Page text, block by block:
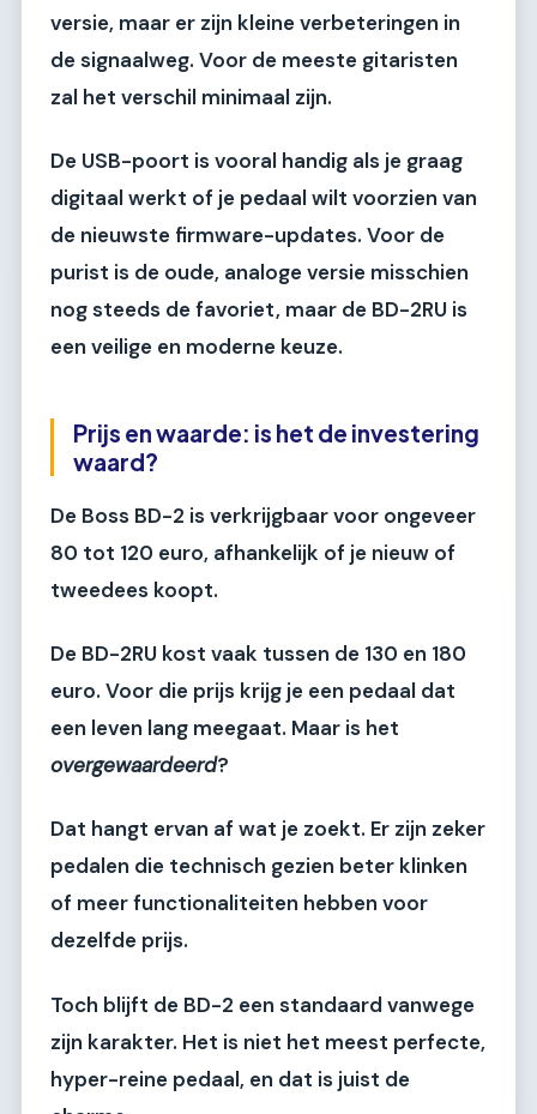
versie, maar er zijn kleine verbeteringen in
de signaalweg. Voor de meeste gitaristen
zal het verschil minimaal zijn.
De USB-poort is vooral handig als je graag
digitaal werkt of je pedaal wilt voorzien van
de nieuwste firmware-updates. Voor de
purist is de oude, analoge versie misschien
nog steeds de favoriet, maar de BD-2RU is
een veilige en moderne keuze.
Prijs en waarde: is het de investering
waard?
De Boss BD-2 is verkrijgbaar voor ongeveer
80 tot 120 euro, afhankelijk of je nieuw of
tweedees koopt.
De BD-2RU kost vaak tussen de 130 en 180
euro. Voor die prijs krijg je een pedaal dat
een leven lang meegaat. Maar is het
overgewaardeerd?
Dat hangt ervan af wat je zoekt. Er zijn zeker
pedalen die technisch gezien beter klinken
of meer functionaliteiten hebben voor
dezelfde prijs.
Toch blijft de BD-2 een standaard vanwege
zijn karakter. Het is niet het meest perfecte,
hyper-reine pedaal, en dat is juist de